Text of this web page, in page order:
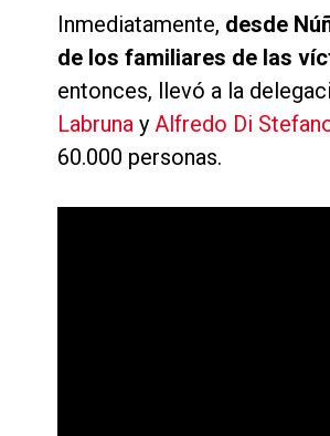
Inmediatamente, desde
de los familiares de las
entonces, llevó a la
Labruna y Alfredo Di
60.000 personas.